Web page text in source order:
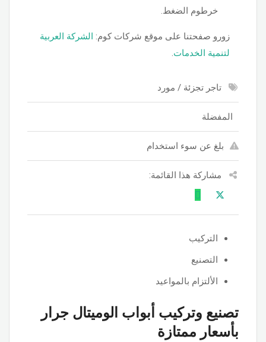
خرطوم الضغط.
زورو صفحتنا على موقع شركات كوم: الشركة العربية
لتنمية الخدمات.
تاجر تجزئة / مورد
المفضلة
بلغ عن سوء استخدام
مشاركة هذا القائمة:
التركيب
التصنيع
الألتزام بالمواعيد
تصنيع وتركيب أبواب الوميتال جرار
بأسعار ممتازة